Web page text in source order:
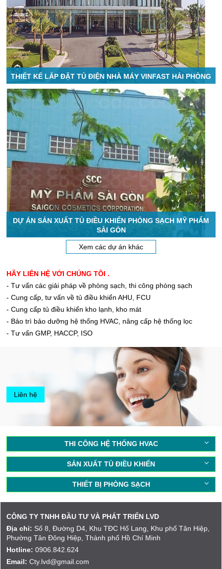
THIẾT KẾ LẮP ĐẶT TỦ ĐIỆN NHÀ MÁY VINFAST HẢI PHÒNG
DỰ ÁN SẢN XUẤT TỦ ĐIỀU KHIỂN PHÒNG SẠCH MỸ PHẨM
SÀI GÒN
Xem các dự án khác
HÃY LIÊN HỆ VỚI CHÚNG TÔI .
- Tư vấn các giải pháp về phòng sạch, thi công phòng sạch
- Cung cấp, tư vấn về tủ điều khiển AHU, FCU
- Cung cấp tủ điều khiển kho lạnh, kho mát
- Bảo trì bảo dưỡng hệ thống HVAC, nâng cấp hệ thống lọc
- Tư vấn GMP, HACCP, ISO
Liên hệ
THI CÔNG HỆ THỐNG HVAC
SẢN XUẤT TỦ ĐIỀU KHIỂN
THIẾT BỊ PHÒNG SẠCH
CÔNG TY TNHH ĐẦU TƯ VÀ PHÁT TRIỂN LVD
Địa chỉ: Số 8, Đường D4, Khu TĐC Hố Lang, Khu phố Tân Hiệp,
Phường Tân Đông Hiệp, Thành phố Hồ Chí Minh
Hotline: 0906.842.624
Email: Cty.lvd@gmail.com